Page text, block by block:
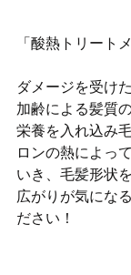
「酸熱トリート
ダメージを受け
加齢による髪質
栄養を入れ込み
ロンの熱によっ
いき、毛髪形状
広がりが気にな
ださい！